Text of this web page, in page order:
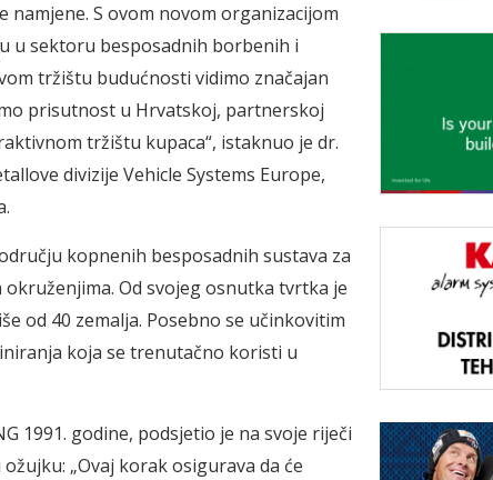
S ovom novom organizacijom
u sektoru besposadnih borbenih i
tržištu budućnosti vidimo značajan
prisutnost u Hrvatskoj, partnerskoj
tržištu kupaca“, istaknuo je dr.
divizije Vehicle Systems Europe,
kopnenih besposadnih sustava za
Od svojeg osnutka tvrtka je
od 40 zemalja. Posebno se učinkovitim
koja se trenutačno koristi u
1991. godine, podsjetio je na svoje riječi
„Ovaj korak osigurava da će